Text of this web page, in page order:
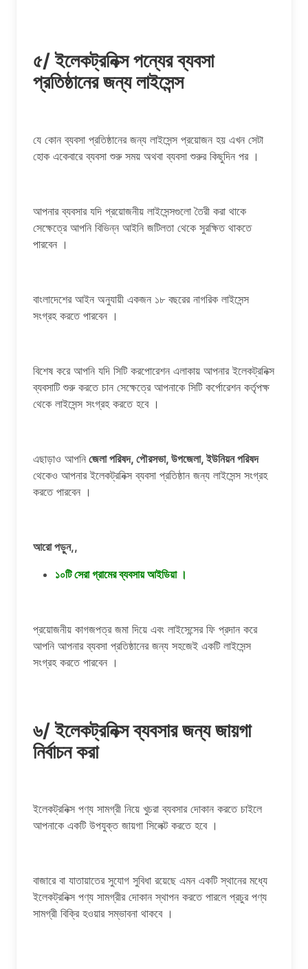
৫/ ইলেকট্রনিক্স পন্যের ব্যবসা
প্রতিষ্ঠানের জন্য লাইসেন্স
যে কোন ব্যবসা প্রতিষ্ঠানের জন্য লাইসেন্স প্রয়োজন হয় এখন সেটা
হোক একেবারে ব্যবসা শুরু সময় অথবা ব্যবসা শুরুর কিছুদিন পর ।
আপনার ব্যবসার যদি প্রয়োজনীয় লাইসেন্সগুলো তৈরী করা থাকে
সেক্ষেত্রে আপনি বিভিন্ন আইনি জটিলতা থেকে সুরক্ষিত থাকতে
পারবেন ।
বাংলাদেশের আইন অনুযায়ী একজন ১৮ বছরের নাগরিক লাইসেন্স
সংগ্রহ করতে পারবেন ।
বিশেষ করে আপনি যদি সিটি করপোরেশন এলাকায় আপনার ইলেকট্রনিক্স
ব্যবসাটি শুরু করতে চান সেক্ষেত্রে আপনাকে সিটি কর্পোরেশন কর্তৃপক্ষ
থেকে লাইসেন্স সংগ্রহ করতে হবে ।
এছাড়াও আপনি জেলা পরিষদ, পৌরসভা, উপজেলা, ইউনিয়ন পরিষদ
থেকেও আপনার ইলেকট্রনিক্স ব্যবসা প্রতিষ্ঠান জন্য লাইসেন্স সংগ্রহ
করতে পারবেন ।
আরো পড়ুন,,
১০টি সেরা গ্রামের ব্যবসায় আইডিয়া ।
প্রয়োজনীয় কাগজপত্র জমা দিয়ে এবং লাইসেন্সের ফি প্রদান করে
আপনি আপনার ব্যবসা প্রতিষ্ঠানের জন্য সহজেই একটি লাইসেন্স
সংগ্রহ করতে পারবেন ।
৬/ ইলেকট্রনিক্স ব্যবসার জন্য জায়গা
নির্বাচন করা
ইলেকট্রনিক্স পণ্য সামগ্রী নিয়ে খুচরা ব্যবসার দোকান করতে চাইলে
আপনাকে একটি উপযুক্ত জায়গা সিলেক্ট করতে হবে ।
বাজারে বা যাতায়াতের সুযোগ সুবিধা রয়েছে এমন একটি স্থানের মধ্যে
ইলেকট্রনিক্স পণ্য সামগ্রীর দোকান স্থাপন করতে পারলে প্রচুর পণ্য
সামগ্রী বিক্রি হওয়ার সম্ভাবনা থাকবে ।